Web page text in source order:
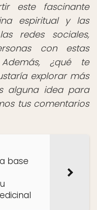
este fascinante
espiritual y las
redes sociales,
con estas
¿qué te
explorar más
alguna idea para
tus comentarios
base